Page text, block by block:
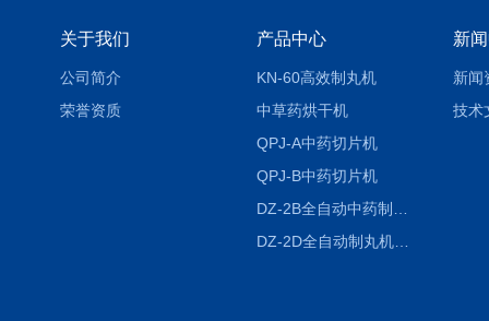
关于我们
公司简介
荣誉资质
产品中心
KN-60高效制丸机
中草药烘干机
QPJ-A中药切片机
QPJ-B中药切片机
DZ-2D全自动制丸机三根条DZ-2D
新
新闻
技术